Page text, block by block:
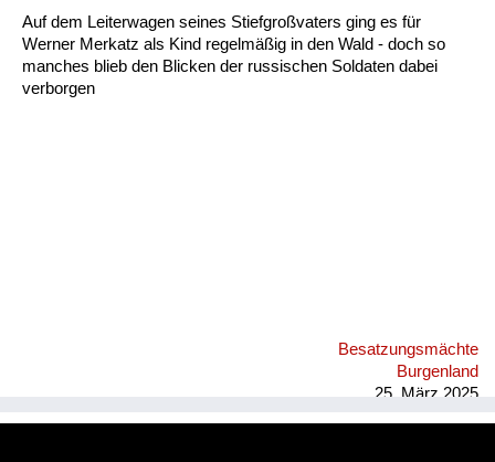
Auf dem Leiterwagen seines Stiefgroßvaters ging es für
Werner Merkatz als Kind regelmäßig in den Wald - doch so
manches blieb den Blicken der russischen Soldaten dabei
verborgen
Besatzungsmächte
Burgenland
25. März 2025